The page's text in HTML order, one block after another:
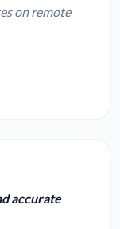
on remote
accurate